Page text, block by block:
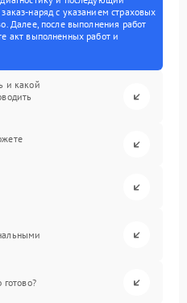
наряд с указанием страховых
Далее, после выполнения работ
акт выполненных работ и
и какой